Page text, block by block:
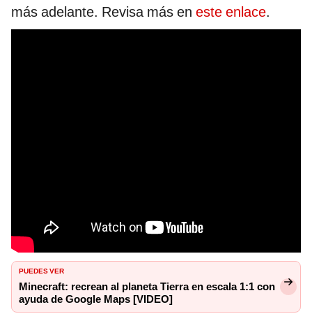
más adelante. Revisa más en este enlace.
PUEDES VER
Minecraft: recrean al planeta Tierra en escala 1:1 con
ayuda de Google Maps [VIDEO]